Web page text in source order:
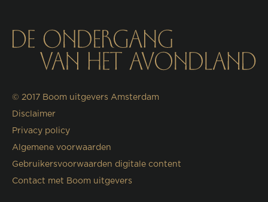
© 2017 Boom uitgevers Amsterdam
Disclaimer
Privacy policy
Algemene voorwaarden
Gebruikersvoorwaarden digitale content
Contact met Boom uitgevers